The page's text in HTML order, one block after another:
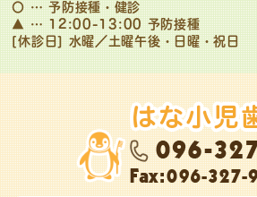
〇… 予防接種・健診
▲… 12:00-13:00 予防接種
[休診日] 水曜／土曜午後・日曜・祝日